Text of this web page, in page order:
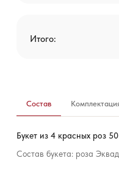
Итого:
Состав
Букет из 4 красных роз
Состав букета: роза